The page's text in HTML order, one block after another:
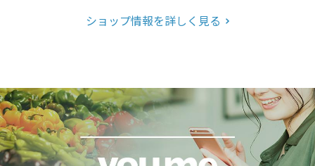
ショップ情報を詳しく見る